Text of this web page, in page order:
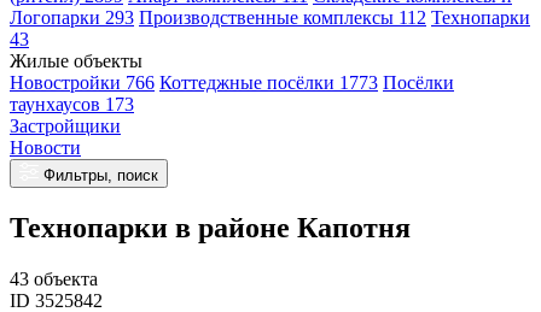
Логопарки 293 Производственные комплексы 112 Технопарки
43
Жилые объекты
Новостройки 766 Коттеджные посёлки 1773 Посёлки
таунхаусов 173
Застройщики
Новости
Фильтры, поиск
Технопарки в районе Капотня
43 объекта
ID 3525842